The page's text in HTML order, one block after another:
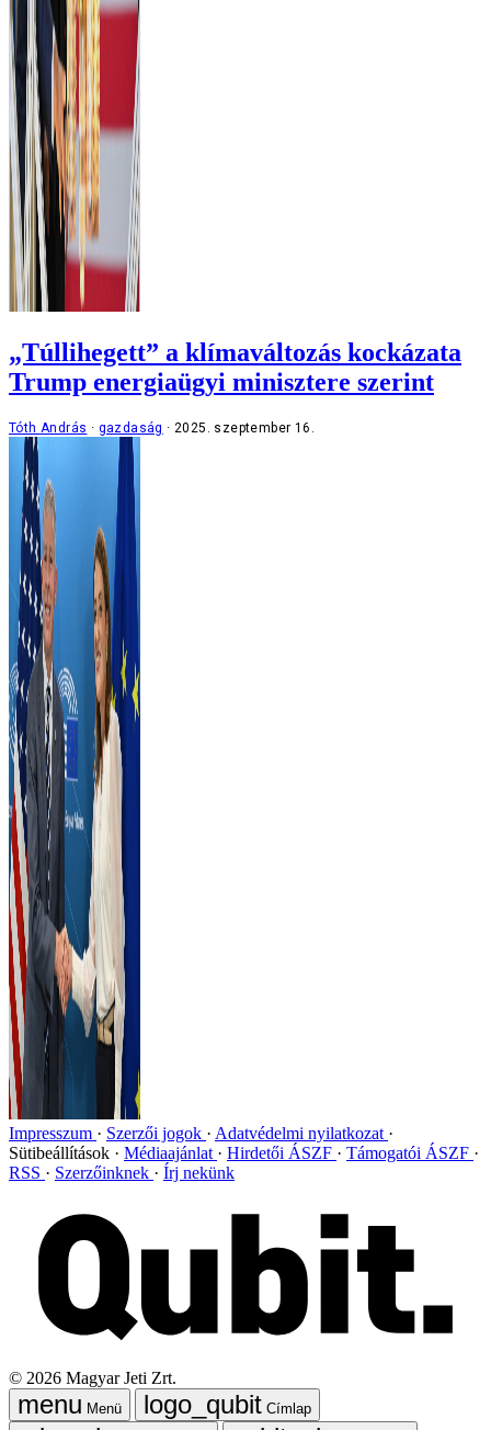
„Túllihegett” a klímaváltozás kockázata
Trump energiaügyi minisztere szerint
Tóth András gazdaság 2025. szeptember 16.
Impresszum Szerzői jogok
Adatvédelmi nyilatkozat
Sütibeállítások
Médiaajánlat Hirdetői ÁSZF
Támogatói ÁSZF
RSS
Szerzőinknek Írj nekünk
© 2026 Magyar Jeti Zrt.
Menü Címlap